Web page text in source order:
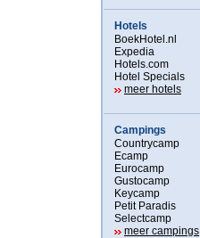
Hotels
BoekHotel.nl
Expedia
Hotels.com
Hotel Specials
meer hotels
Campings
Countrycamp
Ecamp
Eurocamp
Gustocamp
Keycamp
Petit Paradis
Selectcamp
meer campings